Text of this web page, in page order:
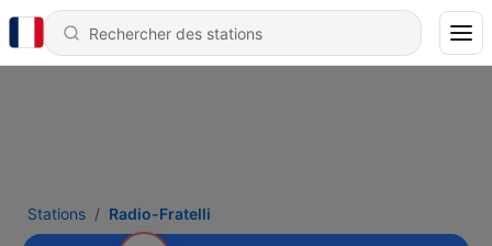
Stations Radio-Fratelli